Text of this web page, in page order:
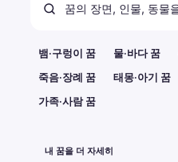
뱀·구렁이 꿈 물·바다 꿈
죽음·장례 꿈
태몽·아기 꿈
가족·사람 꿈
내 꿈을 더 자세히